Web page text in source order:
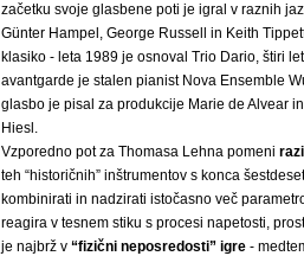
začetku svoje glasbene poti je igral v raznih
Günter Hampel, George Russell in Keith
klasiko - leta 1989 je osnoval Trio Dario, štiri
avantgarde je stalen pianist Nova Ensemble
glasbo je pisal za produkcije Marie de Alvear
Hiesl.
Vzporedno pot za Thomasa Lehna pomeni
teh “historičnih” inštrumentov s konca
kombinirati in nadzirati istočasno več
reagira v tesnem stiku s procesi napetosti,
je najbrž v “fizični neposredosti” igre -